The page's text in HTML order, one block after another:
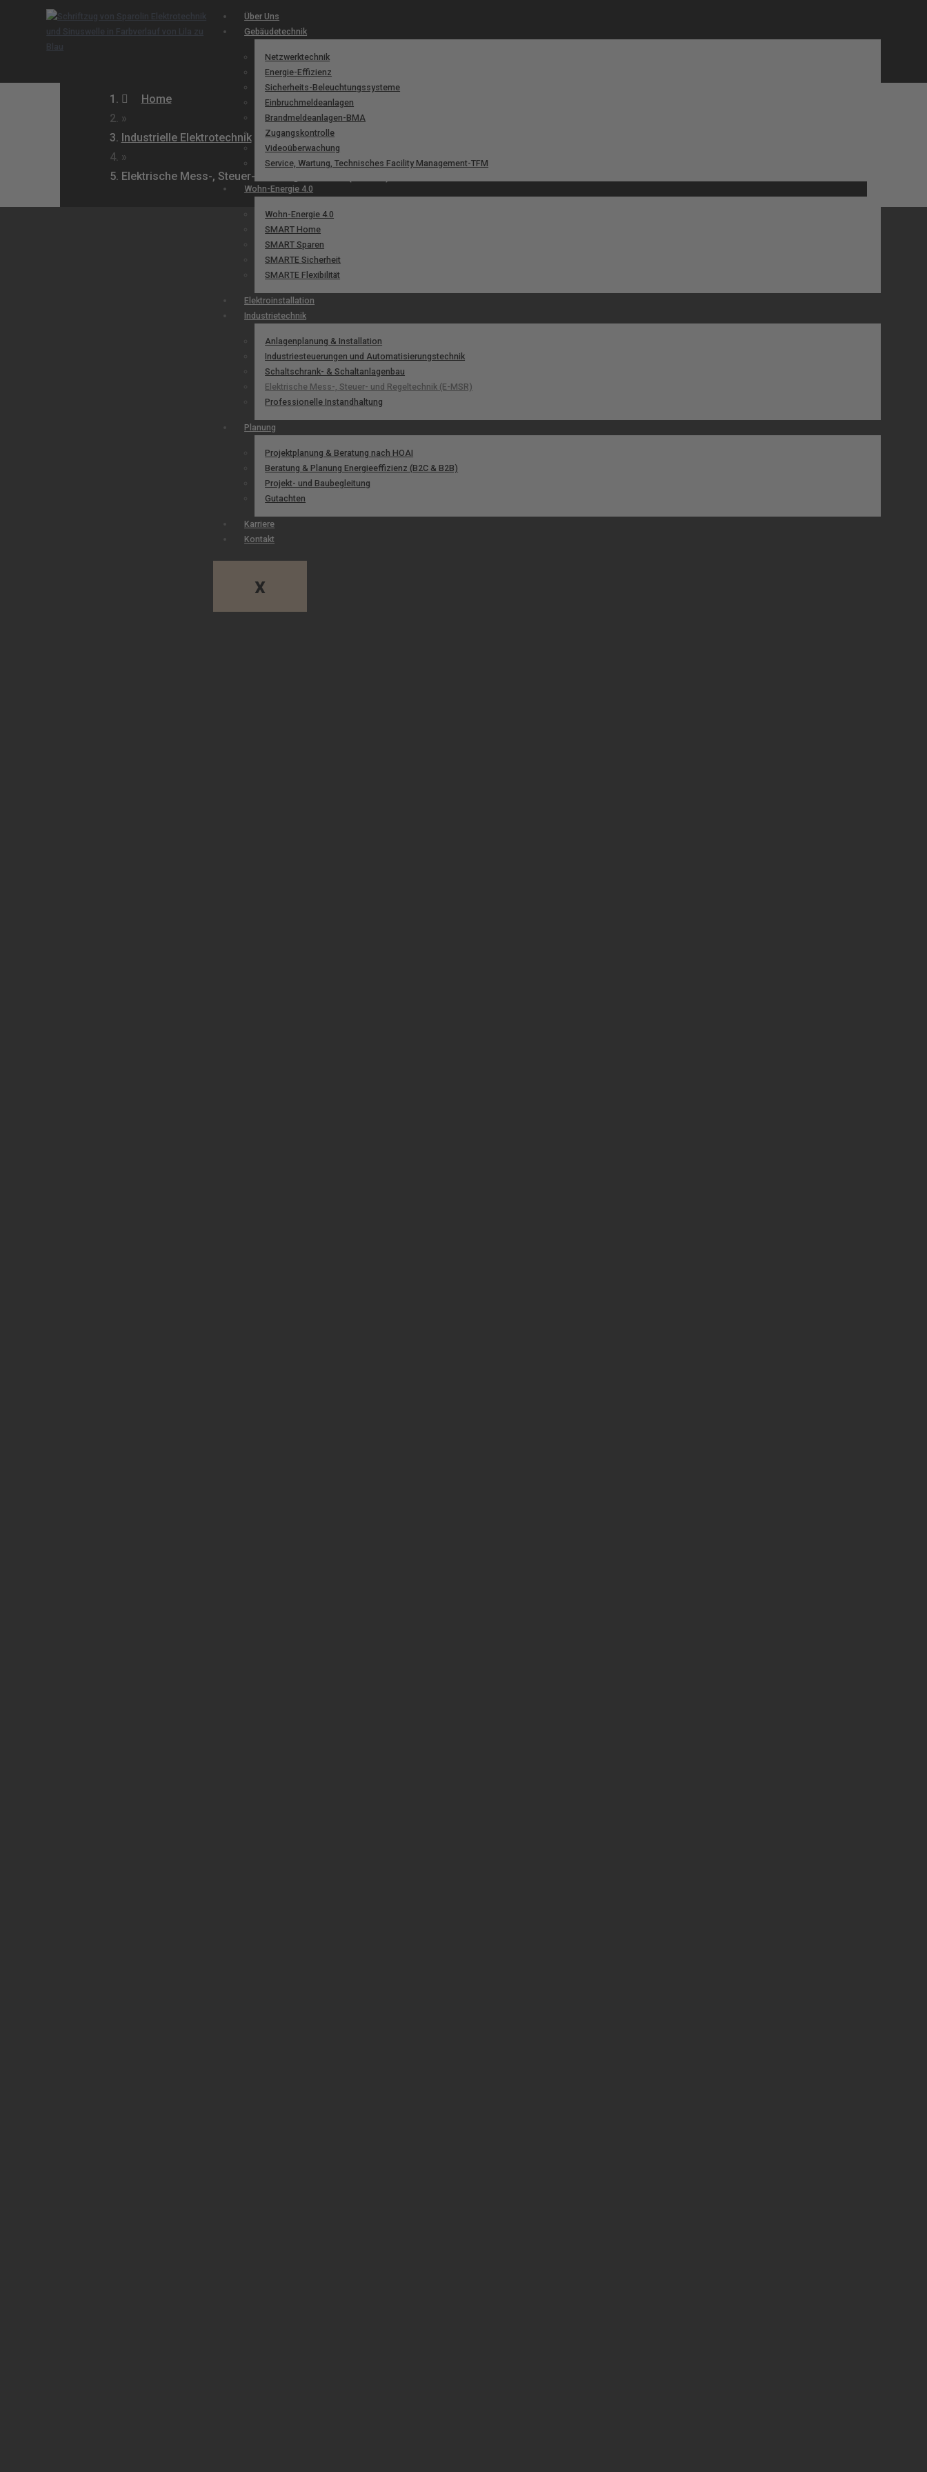
Über Uns
Gebäudetechnik
Netzwerktechnik
Energie-Effizienz
Sicherheits-Beleuchtungssysteme
Einbruchmeldeanlagen
Brandmeldeanlagen-BMA
Zugangskontrolle
Videoüberwachung
Service, Wartung, Technisches Facility Management-TFM
Wohn-Energie 4.0
Wohn-Energie 4.0
SMART Home
SMART Sparen
SMARTE Sicherheit
SMARTE Flexibilität
Elektroinstallation
Industrietechnik
Anlagenplanung & Installation
Industriesteuerungen und Automatisierungstechnik
Schaltschrank- & Schaltanlagenbau
Elektrische Mess-, Steuer- und Regeltechnik (E-MSR)
Professionelle Instandhaltung
Planung
Projektplanung & Beratung nach HOAI
Beratung & Planung Energieeffizienz (B2C & B2B)
Projekt- und Baubegleitung
Gutachten
Karriere
Kontakt
X
Home
»
Industrielle Elektrotechnik
»
Elektrische Mess-, Steuer- und Regeltechnik (E-MSR)